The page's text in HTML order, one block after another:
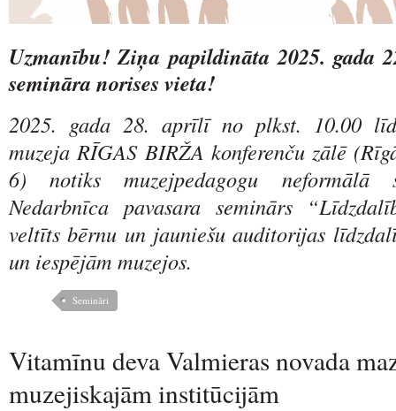
Uzmanību! Ziņa papildināta 2025. gada
semināra norises vieta!
2025. gada 28. aprīlī no plkst. 10.00
muzeja RĪGAS BIRŽA konferenču zālē
6) notiks muzejpedagogu neformālā
Nedarbnīca pavasara seminārs
veltīts bērnu un jauniešu auditorijas
un iespējām muzejos.
Semināri
Vitamīnu deva Valmieras novada
muzejiskajām institūcijām